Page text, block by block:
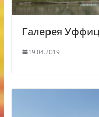
Галерея
19.04.2019